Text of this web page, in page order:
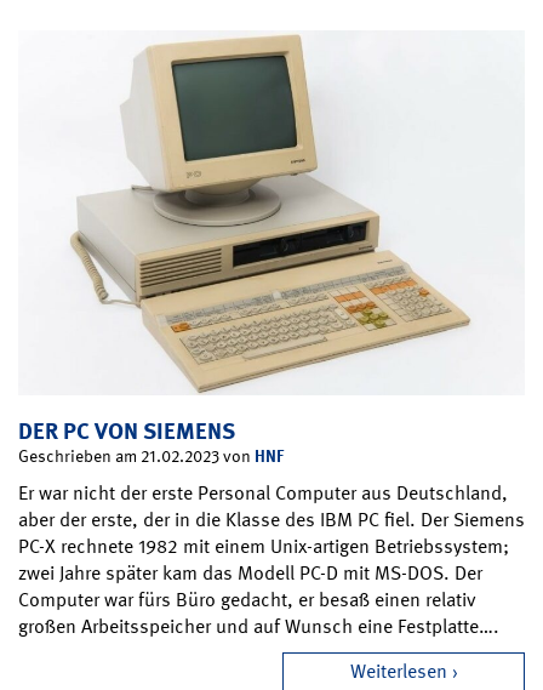
DER PC VON SIEMENS
Geschrieben am 21.02.2023 von HNF
Er war nicht der erste Personal Computer aus Deutschland,
aber der erste, der in die Klasse des IBM PC fiel. Der Siemens
PC-X rechnete 1982 mit einem Unix-artigen Betriebssystem;
zwei Jahre später kam das Modell PC-D mit MS-DOS. Der
Computer war fürs Büro gedacht, er besaß einen relativ
großen Arbeitsspeicher und auf Wunsch eine Festplatte….
Weiterlesen